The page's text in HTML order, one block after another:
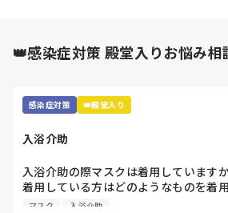
👑感染症対策 殿堂入りお悩み相
感染症対策 👑殿堂入り
入浴介助
入浴介助の際マスクは着用しています
着用している方はどのようなものを着
いますか？
マスク 入浴介助